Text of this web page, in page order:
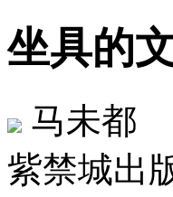
坐具的
马未都
紫禁城出